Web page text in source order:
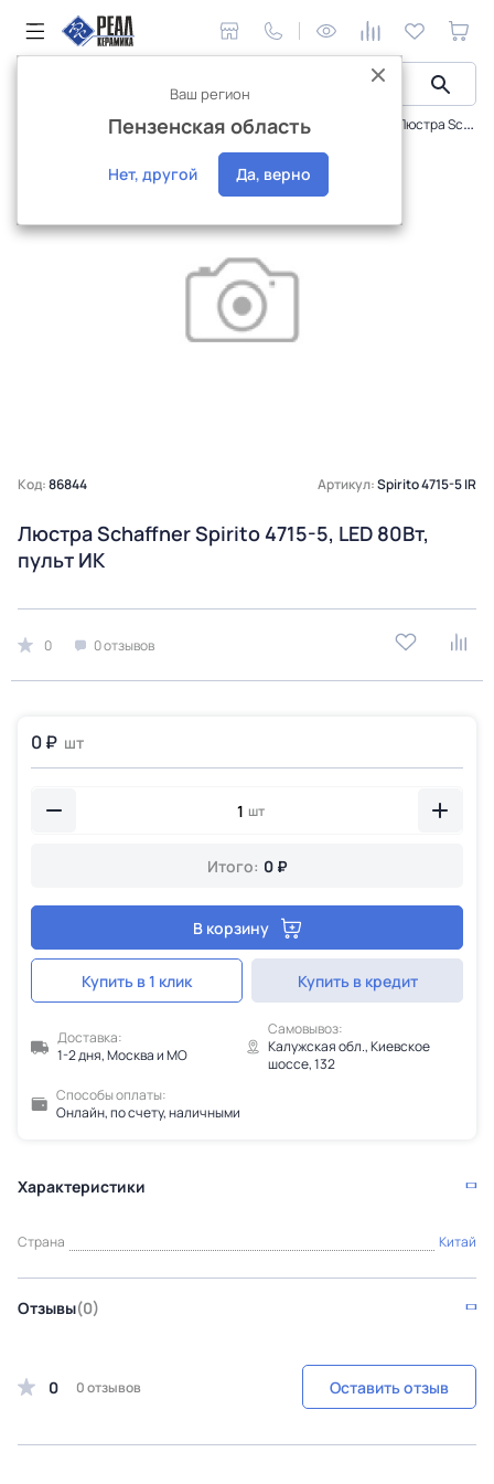
Интерьерное освещение Люстры светодиодные Люстра Schaffner Spirito 4715-5, LED 80Вт, пульт ИК
Код:86844 Артикул:Spirito 4715-5 IR
Люстра Schaffner Spirito 4715-5, LED 80Вт,
пульт ИК
0 0 отзывов
0 ₽ шт
шт
Итого: 0 ₽
В корзину
Купить в 1 клик Купить в кредит
Доставка:
1-2 дня, Москва и МО
Самовывоз:
Калужская обл., Киевское
шоссе, 132
Способы оплаты:
Онлайн, по счету, наличными
Характеристики
Страна Китай
Отзывы(0)
0 0 отзывов Оставить отзыв
Ваш регион
Пензенская область
Нет, другой Да, верно